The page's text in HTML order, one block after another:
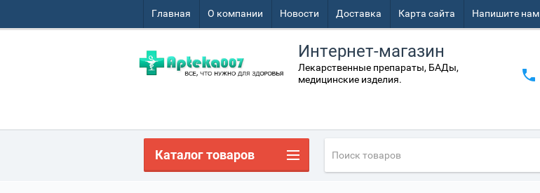
Главная О компании Новости Доставка Карта сайта Напишите нам
Интернет-магазин
Лекарственные препараты, БАДы,
медицинские изделия.
Каталог товаров